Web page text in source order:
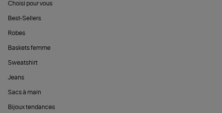
Choisi pour vous
Best-Sellers
Robes
Baskets femme
Sweatshirt
Jeans
Sacs à main
Bijoux tendances